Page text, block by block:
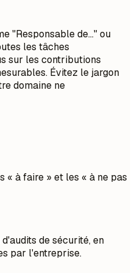
"Responsable de..." ou
les tâches
sur les contributions
Évitez le jargon
domaine ne
« à faire » et les « à ne pas
de sécurité, en
par l'entreprise.